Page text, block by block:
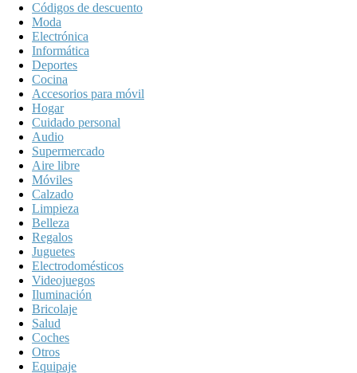
Códigos de descuento
Moda
Electrónica
Informática
Deportes
Cocina
Accesorios para móvil
Hogar
Cuidado personal
Audio
Supermercado
Aire libre
Móviles
Calzado
Limpieza
Belleza
Regalos
Juguetes
Electrodomésticos
Videojuegos
Iluminación
Bricolaje
Salud
Coches
Otros
Equipaje